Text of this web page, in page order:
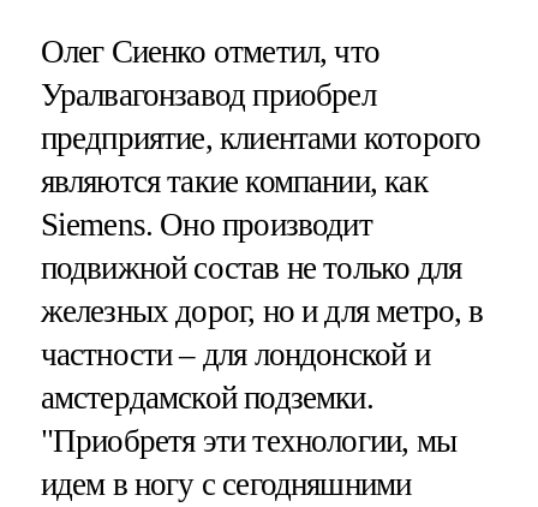
Олег Сиенко отметил, что
Уралвагонзавод приобрел
предприятие, клиентами которого
являются такие компании, как
Siemens. Оно производит
подвижной состав не только для
железных дорог, но и для метро, в
частности – для лондонской и
амстердамской подземки.
"Приобретя эти технологии, мы
идем в ногу с сегодняшними